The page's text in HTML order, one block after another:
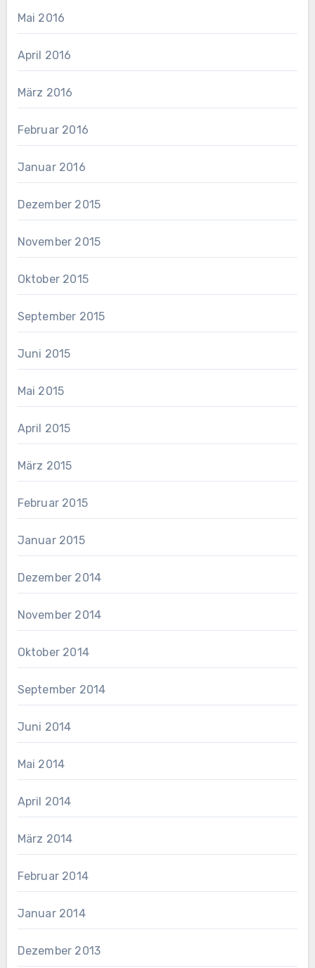
Mai 2016
April 2016
März 2016
Februar 2016
Januar 2016
Dezember 2015
November 2015
Oktober 2015
September 2015
Juni 2015
Mai 2015
April 2015
März 2015
Februar 2015
Januar 2015
Dezember 2014
November 2014
Oktober 2014
September 2014
Juni 2014
Mai 2014
April 2014
März 2014
Februar 2014
Januar 2014
Dezember 2013